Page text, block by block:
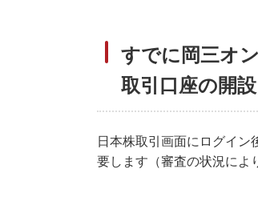
すでに岡三オ
取引口座の開
日本株取引画面にログイ
要します（審査の状況によ